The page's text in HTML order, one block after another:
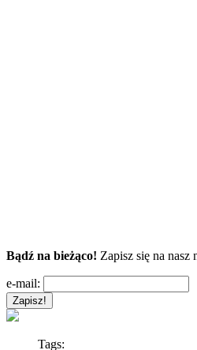
Bądź na bieżąco! Zapisz się na
e-mail:
Tags: